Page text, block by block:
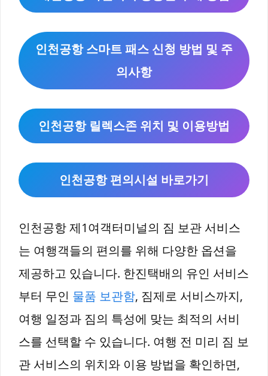
인천공항 스마트 패스 신청 방법 및 주
의사항
인천공항 릴렉스존 위치 및 이용방법
인천공항 편의시설 바로가기
인천공항 제1여객터미널의 짐 보관 서비스
는 여행객들의 편의를 위해 다양한 옵션을
제공하고 있습니다. 한진택배의 유인 서비스
부터 무인 물품 보관함, 짐제로 서비스까지,
여행 일정과 짐의 특성에 맞는 최적의 서비
스를 선택할 수 있습니다. 여행 전 미리 짐 보
관 서비스의 위치와 이용 방법을 확인하면,